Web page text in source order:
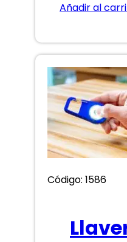
Añadir al
Código: 1586